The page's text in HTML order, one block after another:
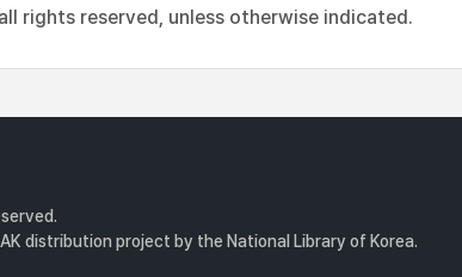
rights reserved, unless otherwise indicated.
distribution project by the National Library of Korea.